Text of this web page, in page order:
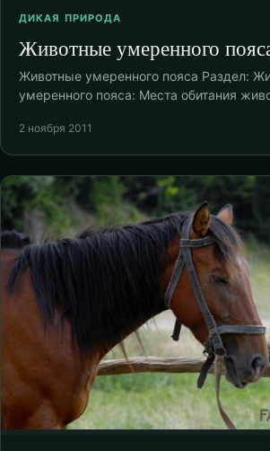
ДИКАЯ ПРИРОДА
Животные умеренного
Животные умеренного пояса Раздел:
умеренного пояса: Места обитания
2 ноября 2011